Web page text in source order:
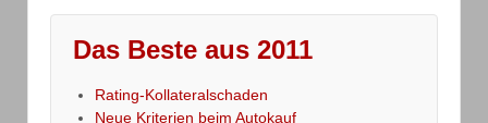
Das Beste aus 2011
Rating-Kollateralschaden
Neue Kriterien beim Autokauf